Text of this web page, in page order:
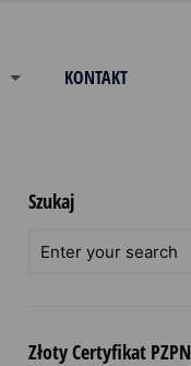
KONTAKT
Szukaj
Złoty Certyfikat PZPN